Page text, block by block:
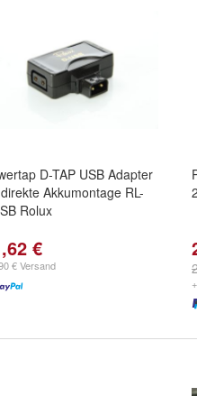
D-TAP USB Adapter
Akkumontage RL-
Rolux
€
€ Versand